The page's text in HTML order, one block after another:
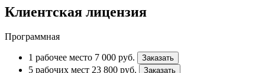
Клиентская лицензия
Программная
1 рабочее место 7 000 руб. Заказать
5 рабочих мест 23 800 руб. Заказать